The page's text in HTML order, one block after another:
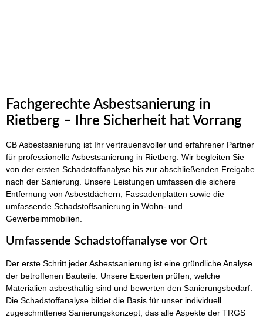
Fachgerechte Asbestsanierung in
Rietberg – Ihre Sicherheit hat Vorrang
CB Asbestsanierung ist Ihr vertrauensvoller und erfahrener Partner
für professionelle Asbestsanierung in Rietberg. Wir begleiten Sie
von der ersten Schadstoffanalyse bis zur abschließenden Freigabe
nach der Sanierung. Unsere Leistungen umfassen die sichere
Entfernung von Asbestdächern, Fassadenplatten sowie die
umfassende Schadstoffsanierung in Wohn- und
Gewerbeimmobilien.
Umfassende Schadstoffanalyse vor Ort
Der erste Schritt jeder Asbestsanierung ist eine gründliche Analyse
der betroffenen Bauteile. Unsere Experten prüfen, welche
Materialien asbesthaltig sind und bewerten den Sanierungsbedarf.
Die Schadstoffanalyse bildet die Basis für unser individuell
zugeschnittenes Sanierungskonzept, das alle Aspekte der TRGS